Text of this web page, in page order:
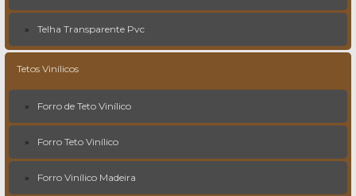
Telha Transparente Pvc
Tetos Vinílicos
Forro de Teto Vinílico
Forro Teto Vinílico
Forro Vinílico Madeira